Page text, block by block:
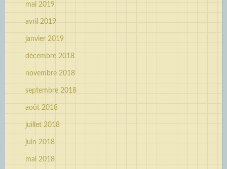
mai 2019
avril 2019
janvier 2019
décembre 2018
novembre 2018
septembre 2018
août 2018
juillet 2018
juin 2018
mai 2018